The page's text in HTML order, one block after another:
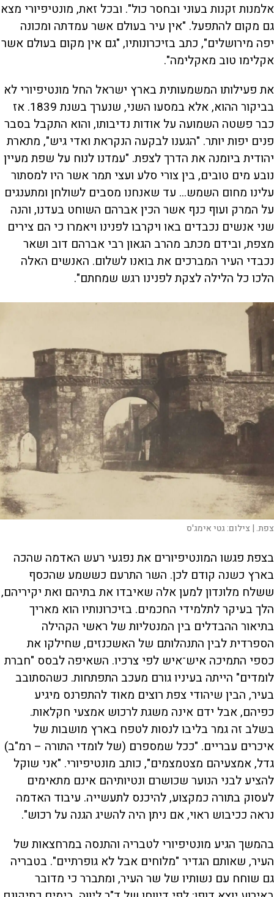
אלמנות זקנות בעוני ובחסר כול". ובכל זאת, מונטיפיורי מצא
גם מקום להתפעל. "אין עיר בעולם אשר עמדתה ומכונה
יפה מירושלים", כתב בזיכרונותיו, "גם אין מקום בעולם אשר
אקלימו טוב מאקלימה".
את פעילותו המשמעותית בארץ ישראל החל מונטיפיורי לא
בביקור ההוא, אלא במסעו השני, שנערך בשנת 1839. אז
כבר פשטה השמועה על אודות נדיבותו, והוא התקבל בסבר
פנים יפות יותר. "הגענו לבקעה הנקראת ואדי גיש", מתארת
יהודית ביומנה את הדרך לצפת. "עמדנו לנוח על שפת מעיין
נובע מים טובים, בין צורי סלע ועצי תמר אשר היו למסתור
עלינו מחום השמש... עד שאנחנו מסבים לשולחן ומתענגים
על המרק ועוף כנף אשר הכין אברהם השוחט בעדנו, והנה
שני אנשים נכבדים באו ויקרבו לפנינו ויאמרו כי הם צירים
מצפת, ובידם מכתב מהרב הגאון רבי אברהם דוב ושאר
נכבדי העיר המברכים את בואנו לשלום. האנשים האלה
הלכו כל הלילה לצקת לפנינו רגש שמחתם".
צפת. | צילום:גטי אימג'ס
בצפת פגשו המונטיפיורים את נפגעי רעש האדמה שהכה
בארץ כשנה קודם לכן. השר התרעם כששמע שהכסף
ששלח מלונדון למען אלה שאיבדו את בתיהם ואת יקיריהם,
הלך בעיקר לתלמידי החכמים. בזיכרונותיו הוא מאריך
בתיאור ההבדלים בין המנטליות של ראשי הקהילה
הספרדית לבין התנהלותם של האשכנזים, שחילקו את
כספי התמיכה איש־איש לפי צרכיו. השאיפה לבסס "חברת
לומדים" הייתה בעיניו גורם מעכב התפתחות. כשהסתובב
בעיר, הבין שיהודי צפת רוצים מאוד להתפרנס מיגיע
כפיהם, אבל ידם אינה משגת לרכוש אמצעי חקלאות.
בשלב זה גמר בליבו לנסות לטפח בארץ מושבות של
איכרים עבריים. "ככל שמספרם (של לומדי התורה – רמ"ב)
גדל, אמצעיהם מצטמצמים", כותב מונטיפיורי. "אני שוקל
להציע לבני הנוער שכושרם ונטיותיהם אינם מתאימים
לעסוק בתורה כמקצוע, להיכנס לתעשייה. עיבוד האדמה
נראה ככיבוש ראוי, אם ניתן היה להשיג הגנה על רכוש".
בהמשך הגיע מונטיפיורי לטבריה והתנסה במרחצאות של
העיר, שאותם הגדיר "מלוחים אבל לא גופרתיים". בטבריה
גם שוחח עם נשותיו של שר העיר, ומתברר כי מדובר